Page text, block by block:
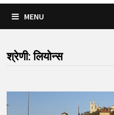
MENU
श्रेणी:लियोन्स